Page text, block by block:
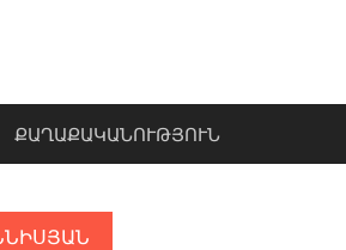
ՔԱՂԱՔԱԿԱՆՈՒԹՅՈՒՆ